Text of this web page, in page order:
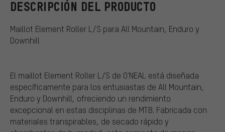
DESCRIPCIÓN DEL PRODUCTO
Maillot Element Roller L/S para All Mountain, Enduro y
Downhill
El maillot Element Roller L/S de O'NEAL está diseñada
específicamente para los entusiastas de All Mountain,
Enduro y Downhill, ofreciendo un rendimiento
excepcional en estas disciplinas de MTB. Fabricada con
materiales transpirables, de secado rápido y